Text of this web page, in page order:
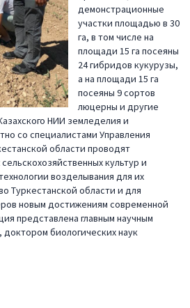
демонстрационные
участки площадью в 30
га, в том числе на
площади 15 га посеяны
24 гибридов кукурузы,
а на площади 15 га
посеяны 9 сортов
люцерны и другие
НИИ земледелия и
со специалистами Управления
области проводят
культур и
возделывания для их
Туркестанской области и для
новым достижениям современной
представлена главным научным
биологических наук